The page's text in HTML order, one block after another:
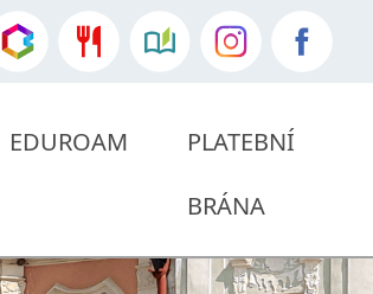
EDUROAM
PLATEBNÍ
BRÁNA